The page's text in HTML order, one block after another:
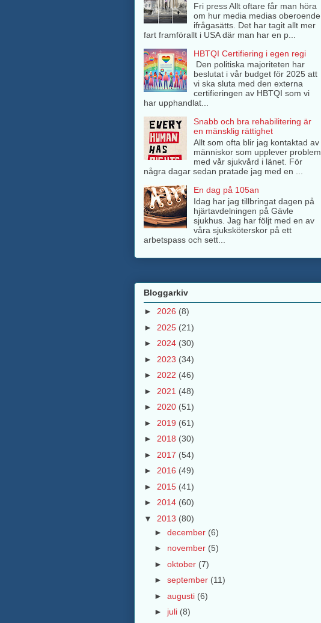
Fri press Allt oftare får man höra
om hur media medias oberoende
ifrågasätts. Det har tagit allt mer
fart framförallt i USA där man har en p...
HBTQI Certifiering i egen regi
Den politiska majoriteten har
beslutat i vår budget för 2025 att
vi ska sluta med den externa
certifieringen av HBTQI som vi
har upphandlat...
Snabb och bra rehabilitering är
en mänsklig rättighet
Allt som ofta blir jag kontaktad av
människor som upplever problem
med vår sjukvård i länet. För
några dagar sedan pratade jag med en ...
En dag på 105an
Idag har jag tillbringat dagen på
hjärtavdelningen på Gävle
sjukhus. Jag har följt med en av
våra sjuksköterskor på ett
arbetspass och sett...
Bloggarkiv
► 2026 (8)
► 2025 (21)
► 2024 (30)
► 2023 (34)
► 2022 (46)
► 2021 (48)
► 2020 (51)
► 2019 (61)
► 2018 (30)
► 2017 (54)
► 2016 (49)
► 2015 (41)
► 2014 (60)
▼ 2013 (80)
► december (6)
► november (5)
► oktober (7)
► september (11)
► augusti (6)
► juli (8)